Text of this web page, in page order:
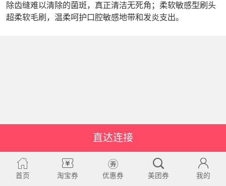
除齿缝难以清除的菌斑，真正清洁无死角；柔软敏感型刷头
超柔软毛刷，温柔呵护口腔敏感地带和发炎支出。
直达连接
首页 淘宝券 优惠券 美团券 我的